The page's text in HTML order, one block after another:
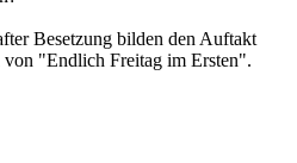
Besetzung bilden den Auftakt
von "Endlich Freitag im Ersten".